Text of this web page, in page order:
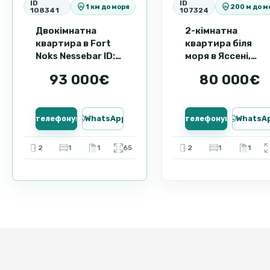
ID
108341
1 км до моря
Двокімнатна
квартира в Fort
Noks Nessebar ID:
93 000€
ЗателефонуватиWhatsApp
2 1 1 65
ID
107324
200 м до
2-кімнатна
квартира біля
моря в Яссені,
107324
80 000€
Зателефонувати
2 1 1